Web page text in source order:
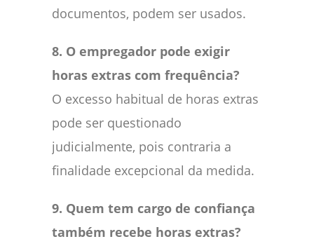
documentos, podem ser usados.
8. O empregador pode exigir
horas extras com frequência?
O excesso habitual de horas extras
pode ser questionado
judicialmente, pois contraria a
finalidade excepcional da medida.
9. Quem tem cargo de confiança
também recebe horas extras?